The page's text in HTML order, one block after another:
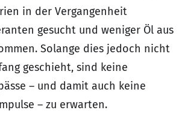
in der Vergangenheit
gesucht und weniger Öl aus
Solange dies jedoch nicht
geschieht, sind keine
– und damit auch keine
– zu erwarten.